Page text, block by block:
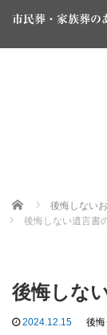
市民葬・家族葬の
Home
後悔しない
後悔しない遺言書
後悔しな
2024.12.15 後